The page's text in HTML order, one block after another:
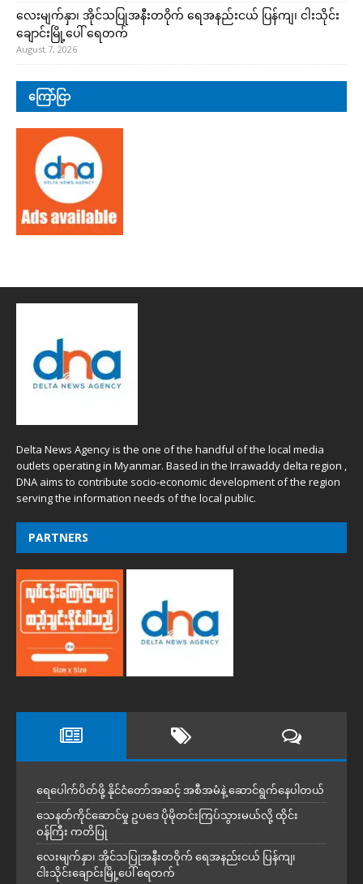
လေးမျက်နှာ၊ အိုင်သပြုအနီးတဝိုက် ရေအနည်းငယ် ပြန်ကျ၊ ငါးသိုင်း
ချောင်းမြို့ပေါ် ရေတက်
August 7, 2026
ကြော်ငြာ
Delta News Agency is the one of the handful of the local media
outlets operating in Myanmar. Based in the Irrawaddy delta region ,
DNA aims to contribute socio-economic development of the region
serving the information needs of the local public.
PARTNERS
ရေပေါက်ပိတ်ဖို့ နိုင်ငံတော်အဆင့် အစီအမံနဲ့ ဆောင်ရွက်နေပါတယ်
သေနတ်ကိုင်ဆောင်မှု ဥပဒေ ပိုမိုတင်းကြပ်သွားမယ်လို့ ထိုင်း
ဝန်ကြီး ကတိပြု
လေးမျက်နှာ၊ အိုင်သပြုအနီးတဝိုက် ရေအနည်းငယ် ပြန်ကျ၊
ငါးသိုင်းချောင်းမြို့ပေါ် ရေတက်